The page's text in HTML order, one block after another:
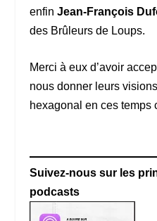
enfinJean-François
des Brûleurs de Loups.
Merci à eux d’avoir
nous donner leurs
hexagonal en ces temps
Suivez-nous sur les
podcasts